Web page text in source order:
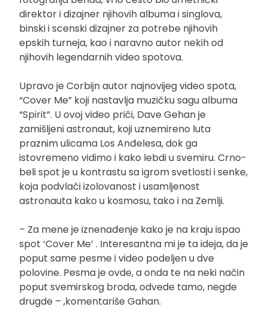
direktor i dizajner njihovih albuma i singlova,
binski i scenski dizajner za potrebe njihovih
epskih turneja, kao i naravno autor nekih od
njihovih legendarnih video spotova.
Upravo je Corbijn autor najnovijeg video spota,
“Cover Me” koji nastavlja muzičku sagu albuma
“Spirit”. U ovoj video priči, Dave Gehan je
zamišljeni astronaut, koji uznemireno luta
praznim ulicama Los Anđelesa, dok ga
istovremeno vidimo i kako lebdi u svemiru. Crno-
beli spot je u kontrastu sa igrom svetlosti i senke,
koja podvlači izolovanost i usamljenost
astronauta kako u kosmosu, tako i na Zemlji.
– Za mene je iznenađenje kako je na kraju ispao
spot ‘Cover Me’ . Interesantna mi je ta ideja, da je
poput same pesme i video podeljen u dve
polovine. Pesma je ovde, a onda te na neki način
poput svemirskog broda, odvede tamo, negde
drugde – ,komentariše Gahan.